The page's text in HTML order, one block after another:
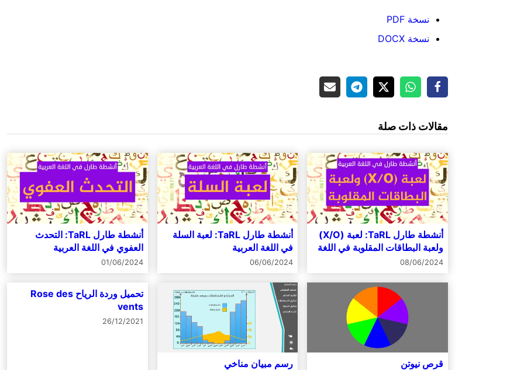
نسخة PDF
نسخة DOCX
مقالات ذات صلة
أنشطة طارل TaRL: لعبة (X/O)
ولعبة البطاقات المقلوبة في اللغة
العربية
08/06/2024
أنشطة طارل TaRL: لعبة السلة
في اللغة العربية
06/06/2024
أنشطة طارل TaRL: التحدث
العفوي في اللغة العربية
01/06/2024
قرص نيوتن رسم مبيان مناخي
تحميل وردة الرياح Rose des
vents
26/12/2021